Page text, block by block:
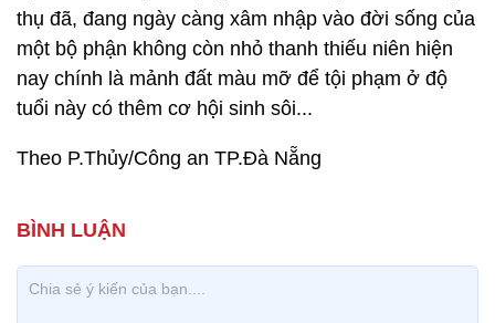
thụ đã, đang ngày càng xâm nhập vào đời sống của
một bộ phận không còn nhỏ thanh thiếu niên hiện
nay chính là mảnh đất màu mỡ để tội phạm ở độ
tuổi này có thêm cơ hội sinh sôi...
Theo P.Thủy/Công an TP.Đà Nẵng